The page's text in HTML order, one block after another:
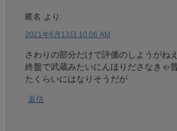
匿名 より:
2021年6月13日 10:06 AM
さわりの部分だけで評価のしようがね
終盤で武蔵みたいにんほりださなきゃ
たくらいにはなりそうだが
返信